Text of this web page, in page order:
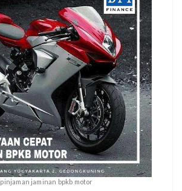
pinjaman jaminan bpkb motor